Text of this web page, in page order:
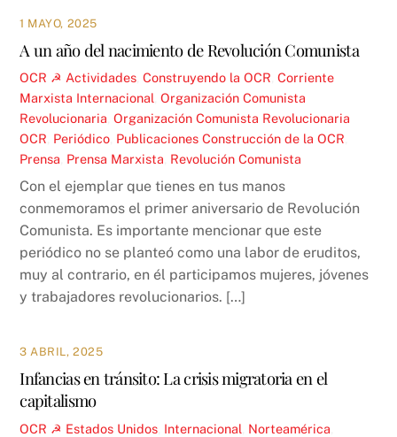
1 MAYO, 2025
A un año del nacimiento de Revolución Comunista
OCR ☭ Actividades ,Construyendo la OCR ,Corriente
Marxista Internacional ,Organización Comunista
Revolucionaria ,Organización Comunista Revolucionaria
OCR Periódico Publicaciones Construcción de la OCR
Prensa Prensa Marxista Revolución Comunista
Con el ejemplar que tienes en tus manos
conmemoramos el primer aniversario de Revolución
Comunista. Es importante mencionar que este
periódico no se planteó como una labor de eruditos,
muy al contrario, en él participamos mujeres, jóvenes
y trabajadores revolucionarios. […]
3 ABRIL, 2025
Infancias en tránsito: La crisis migratoria en el
capitalismo
OCR ☭ Estados Unidos Internacional Norteamérica